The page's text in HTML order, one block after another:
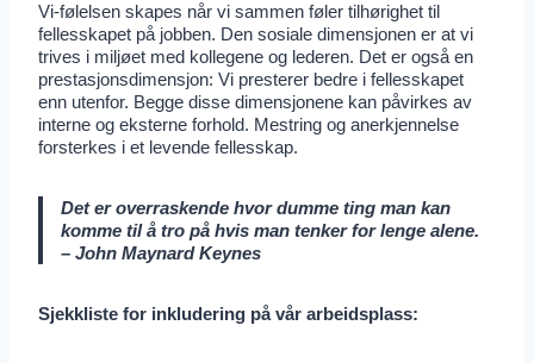
Vi-følelsen skapes når vi sammen føler tilhørighet til
fellesskapet på jobben. Den sosiale dimensjonen er at vi
trives i miljøet med kollegene og lederen. Det er også en
prestasjonsdimensjon: Vi presterer bedre i fellesskapet
enn utenfor. Begge disse dimensjonene kan påvirkes av
interne og eksterne forhold. Mestring og anerkjennelse
forsterkes i et levende fellesskap.
Det er overraskende hvor dumme ting man kan
komme til å tro på hvis man tenker for lenge alene.
– John Maynard Keynes
Sjekkliste for inkludering på vår arbeidsplass: